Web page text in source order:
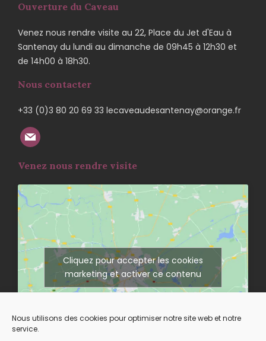
Nous utilisons des cookies pour optimiser notre site web et notre
service.
Ouverture du Caveau
Venez nous rendre visite au 22, Place du Jet d'Eau à
Santenay du lundi au dimanche de 09h45 à 12h30 et
de 14h00 à 18h30.
Nous contacter
+33 (0)3 80 20 69 33 lecaveaudesantenay@orange.fr
Venez nous rendre visite
Cliquez pour accepter les cookies
marketing et activer ce contenu